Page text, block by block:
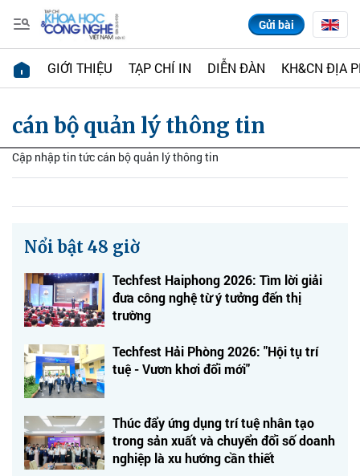
Gửi bài
GIỚI THIỆU TẠP CHÍ IN DIỄN ĐÀN KH&CN ĐỊA
cán bộ quản lý thông tin
Cập nhập tin tức cán bộ quản lý thông tin
Nổi bật 48 giờ
Techfest Haiphong 2026: Tìm lời giải
đưa công nghệ từ ý tưởng đến thị
trường
Techfest Hải Phòng 2026: "Hội tụ trí
tuệ - Vươn khơi đổi mới"
Thúc đẩy ứng dụng trí tuệ nhân tạo
trong sản xuất và chuyển đổi số doanh
nghiệp là xu hướng cần thiết